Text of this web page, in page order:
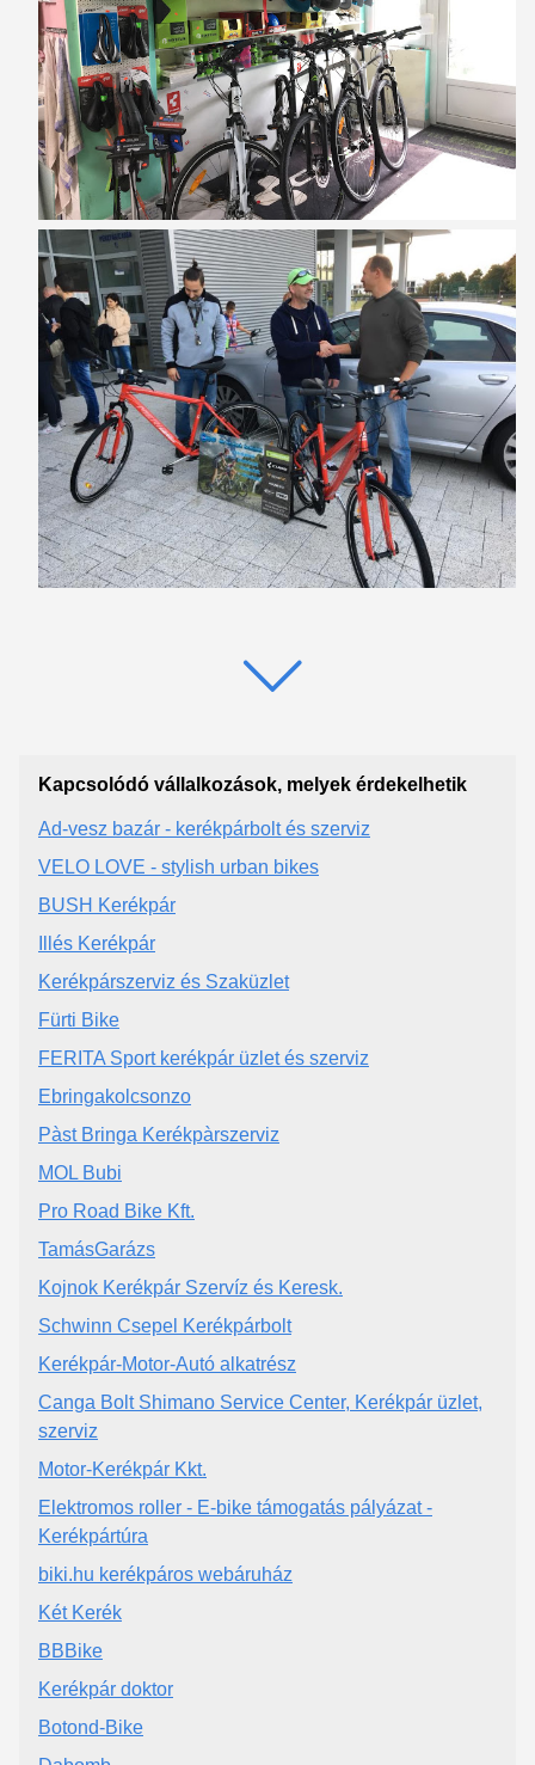
Kapcsolódó vállalkozások, melyek érdekelhetik
Ad-vesz bazár - kerékpárbolt és szerviz
VELO LOVE - stylish urban bikes
BUSH Kerékpár
Illés Kerékpár
Kerékpárszerviz és Szaküzlet
Fürti Bike
FERITA Sport kerékpár üzlet és szerviz
Ebringakolcsonzo
Pàst Bringa Kerékpàrszerviz
MOL Bubi
Pro Road Bike Kft.
TamásGarázs
Kojnok Kerékpár Szervíz és Keresk.
Schwinn Csepel Kerékpárbolt
Kerékpár-Motor-Autó alkatrész
Canga Bolt Shimano Service Center, Kerékpár üzlet,
szerviz
Motor-Kerékpár Kkt.
Elektromos roller - E-bike támogatás pályázat -
Kerékpártúra
biki.hu kerékpáros webáruház
Két Kerék
BBBike
Kerékpár doktor
Botond-Bike